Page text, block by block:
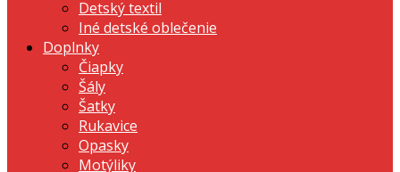
Detský textil
Iné detské oblečenie
Doplnky
Čiapky
Šály
Šatky
Rukavice
Opasky
Motýliky